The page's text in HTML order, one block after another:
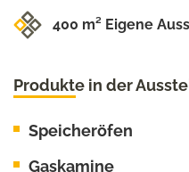
400 m² Eigene
Produkte in der
Speicheröfen
Gaskamine